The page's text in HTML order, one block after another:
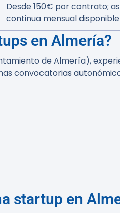
Desde 150€ por contrato;
continua mensual disponible
en Almería?
de Almería),
convocatorias
startup en